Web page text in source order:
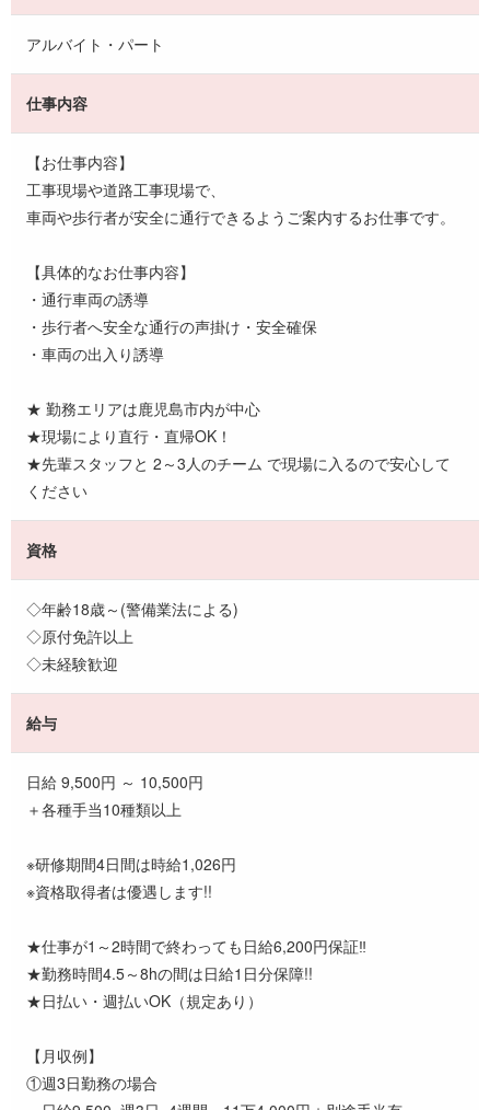
アルバイト・パート
仕事内容
【お仕事内容】
工事現場や道路工事現場で、
車両や歩行者が安全に通行できるようご案内するお仕事です。
【具体的なお仕事内容】
・通行車両の誘導
・歩行者へ安全な通行の声掛け・安全確保
・車両の出入り誘導
★ 勤務エリアは鹿児島市内が中心
★現場により直行・直帰OK！
★先輩スタッフと 2～3人のチーム で現場に入るので安心して
ください
資格
◇年齢18歳～(警備業法による)
◇原付免許以上
◇未経験歓迎
給与
日給 9,500円 ～ 10,500円
＋各種手当10種類以上
※研修期間4日間は時給1,026円
※資格取得者は優遇します!!
★仕事が1～2時間で終わっても日給6,200円保証‼
★勤務時間4.5～8hの間は日給1日分保障!!
★日払い・週払いOK（規定あり）
【月収例】
①週3日勤務の場合